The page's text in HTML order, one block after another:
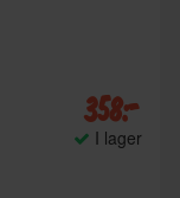
358:-
I lager